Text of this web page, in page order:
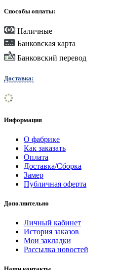
Способы оплаты:
Наличные
Банковская карта
Банковский перевод
Доставка:
Информация
О фабрике
Как заказать
Оплата
Доставка/Сборка
Замер
Публичная оферта
Дополнительно
Личный кабинет
История заказов
Мои закладки
Рассылка новостей